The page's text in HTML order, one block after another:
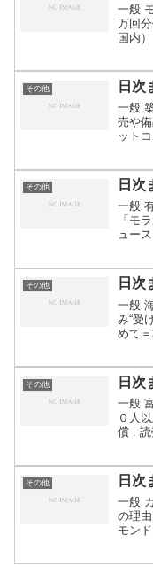
一般
万回
国内
その他 日次
一般
売や
ット
その他 日次
一般
「モ
ュー
体...
その他 日次
一般
み“受
めて
T...
その他 日次
一般
０人
償 : 読
その他 日次
一般
の理
モン